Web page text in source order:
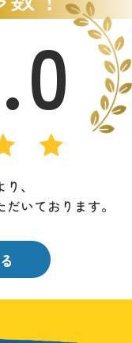
、
いております。